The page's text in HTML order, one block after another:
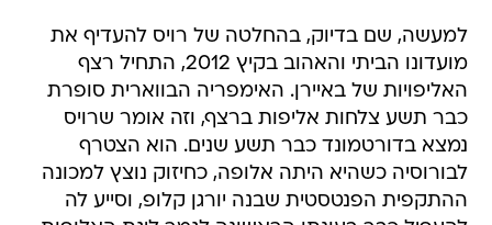
למעשה, שם בדיוק, בהחלטה של רויס להעדיף את
מועדונו הביתי והאהוב בקיץ 2012, התחיל רצף
האליפויות של באיירן. האימפריה הבווארית סופרת
כבר תשע צלחות אליפות ברצף, וזה אומר שרויס
נמצא בדורטמונד כבר תשע שנים. הוא הצטרף
לבורוסיה כשהיא היתה אלופה, כחיזוק נוצץ למכונה
ההתקפית הפנטסטית שבנה יורגן קלופ, וסייע לה